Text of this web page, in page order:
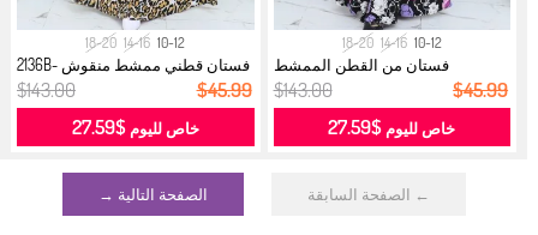
10-12
14-16
18-20
فستان من القطن الممشط
المنقوش 2135B...$143.00 $45.99
خاص لليوم $27.59
10-12
14-16
18-20
فستان قطني ممشط منقوش 2136B-
01 لون ...
$143.00 $45.99
خاص لليوم$27.59
← الصفحة السابقة الصفحة التالية →